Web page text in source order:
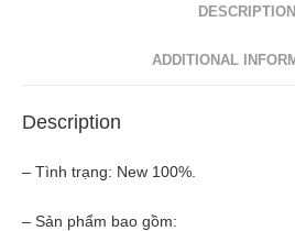
DESCRIPTION
ADDITIONAL
Description
– Tình trạng: New 100%.
– Sản phẩm bao gồm: